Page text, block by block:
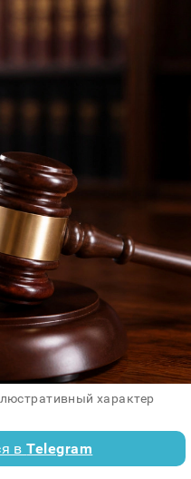
характер
вTelegram